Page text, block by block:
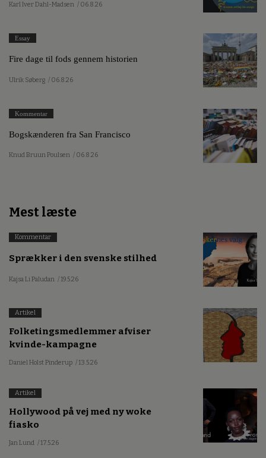
Karl Iver Dahl-Madsen / 06.8.26
Essay
Fire dage til fods gennem historien
Ulrik Søberg / 06.8.26
Kommentar
Bogskænderen fra San Francisco
Knud Bruun Poulsen / 06.8.26
Mest læste
Kommentar
Sprækker i den svenske stilhed
Kajsa Li Paludan / 19.5.26
Artikel
Folketingsmedlemmer afviser
kvinde-kampagne
Daniel Holst Pinderup / 13.5.26
Artikel
Hollywood på vej med ny woke
fiasko
Jan Lund / 17.5.26